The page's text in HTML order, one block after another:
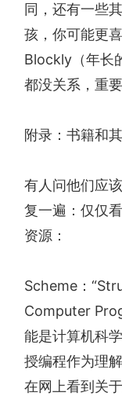
同，还有一些
孩，你可能更
Blockly（年长
都没关系，重
附录：书籍和
有人问他们应
复一遍：仅仅
资源：
Scheme：
Computer
能是计算机科
授编程作为理
在网上看到关